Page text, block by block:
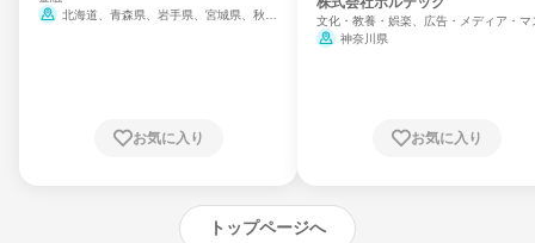
北海道、青森県、岩手県、宮城県、秋田
崎県、熊本県、大分県、宮崎県、鹿児島県、
お気に入り
文化・教養・娯楽、広告・メディア・マ
ミ、電力・ガス・水道・エネルギー
神奈川県
お気に入り
トップページへ